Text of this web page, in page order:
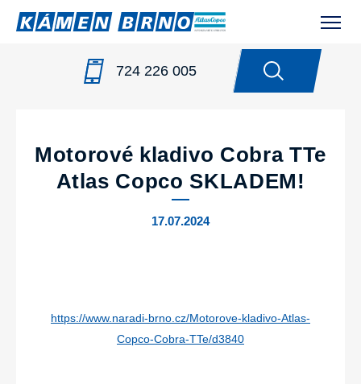
724 226 005
MOTOROVÉ KLADIVO COBRA TTE ATLAS
Motorové kladivo Cobra TTe
Atlas Copco SKLADEM!
17.07.2024
https://www.naradi-brno.cz/Motorove-kladivo-Atlas-
Copco-Cobra-TTe/d3840